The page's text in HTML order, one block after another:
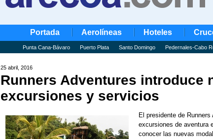
Portada Aerolíneas Hoteles
Punta Cana-Bávaro Puerto Plata Santo Domingo Pedernales-Cabo
25 abril, 2016
Runners Adventures introduce
excursiones y servicios
El presidente de
excursiones de aventura
conocer las nuevas